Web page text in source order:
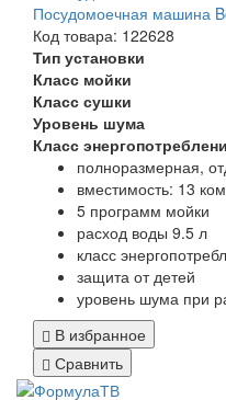
Посудомоечная машина
Код товара: 122628
Тип установки
Класс мойки
Класс сушки
Уровень шума
Класс
полноразмерная,
вместимость: 13
5 программ мойки
расход воды 9.5 л
класс
защита от детей
уровень шума при
В избранное
Сравнить